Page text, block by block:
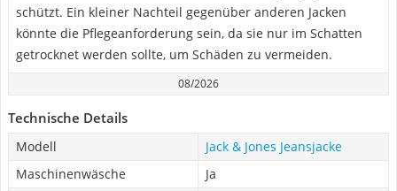
schützt. Ein kleiner Nachteil gegenüber anderen Jacken
könnte die Pflegeanforderung sein, da sie nur im Schatten
getrocknet werden sollte, um Schäden zu vermeiden.
08/2026
Technische Details
Modell
Jack & Jones Jeansjacke
Maschinenwäsche
Ja